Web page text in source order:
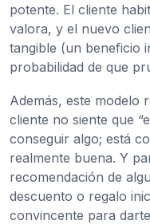
potente. El cliente
valora, y el nuevo
tangible (un beneficio
probabilidad de que
Además, este modelo
cliente no siente que
conseguir algo; está
realmente buena. Y
recomendación de
descuento o regalo
convincente para